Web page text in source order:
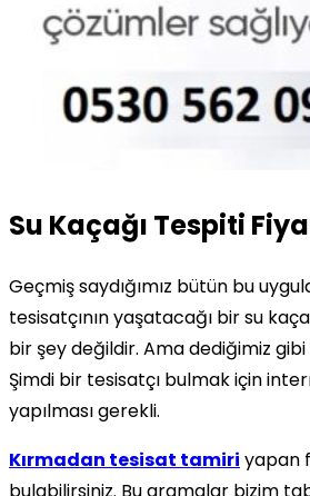
Su Kaçağı Tespiti
Geçmiş saydığımız bütün bu
tesisatçının yaşatacağı bir su
bir şey değildir. Ama dediğimiz gibi
Şimdi bir tesisatçı bulmak için
yapılması gerekli.
Kırmadan tesisat tamiri yapan